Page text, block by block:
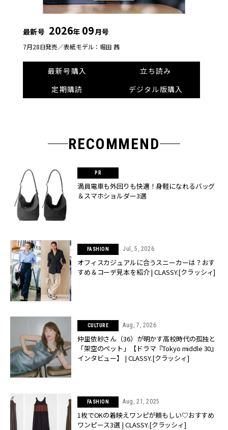
最新号 2026年 09月号
7月28日発売／表紙モデル：堀田 茜
最新号購入
立ち読み
定期購読
デジタル版購入
RECOMMEND
満員電車も外回りも快適！身軽になれるバッグ
＆スマホショルダー3選
FASHION Jul, 5, 2026
オフィスカジュアルに合うスニーカーは？おす
すめ＆コーデ見本を紹介 | CLASSY.[クラッシィ]
CULTURE Aug, 7, 2026
仲里依紗さん（36）が明かす高校時代の孤独と
「架空のペット」【ドラマ『Tokyo middle 30』
インタビュー】 | CLASSY.[クラッシィ]
FASHION Aug, 21, 2025
1枚でOKの着映えワンピが頼もしい♡おすすめ
ワンピース3選 | CLASSY.[クラッシィ]